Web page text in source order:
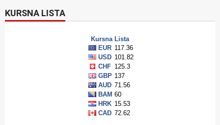
KURSNA LISTA